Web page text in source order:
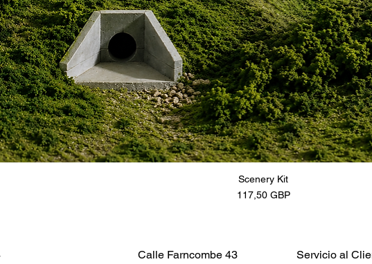
Scenery Kit
Precio
117,50 GBP
Calle Farncombe 43
Servicio al